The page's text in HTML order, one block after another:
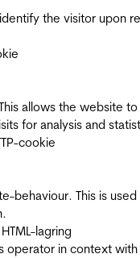
the visitor upon
allows the website to
for analysis and
cookie
behaviour. This is
lagring
operator in context with